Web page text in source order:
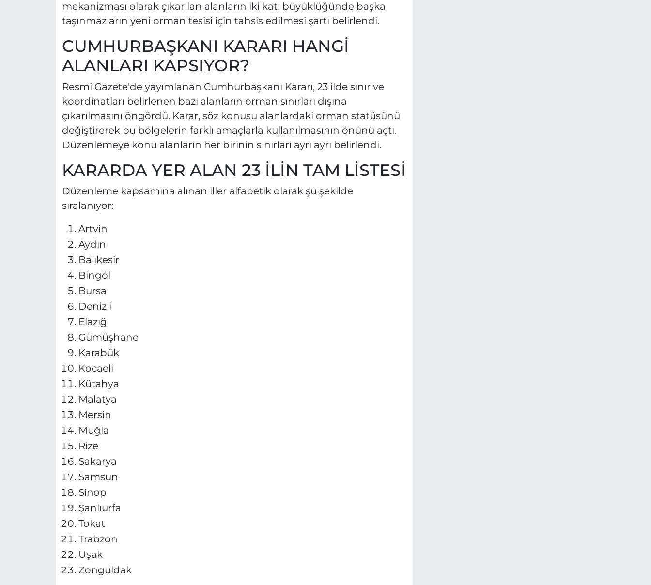
mekanizması olarak çıkarılan alanların iki katı büyüklüğünde başka
taşınmazların yeni orman tesisi için tahsis edilmesi şartı belirlendi.
CUMHURBAŞKANI KARARI HANGİ
ALANLARI KAPSIYOR?
Resmi Gazete'de yayımlanan Cumhurbaşkanı Kararı, 23 ilde sınır ve
koordinatları belirlenen bazı alanların orman sınırları dışına
çıkarılmasını öngördü. Karar, söz konusu alanlardaki orman statüsünü
değiştirerek bu bölgelerin farklı amaçlarla kullanılmasının önünü açtı.
Düzenlemeye konu alanların her birinin sınırları ayrı ayrı belirlendi.
KARARDA YER ALAN 23 İLİN TAM LİSTESİ
Düzenleme kapsamına alınan iller alfabetik olarak şu şekilde
sıralanıyor:
Artvin
Aydın
Balıkesir
Bingöl
Bursa
Denizli
Elazığ
Gümüşhane
Karabük
Kocaeli
Kütahya
Malatya
Mersin
Muğla
Rize
Sakarya
Samsun
Sinop
Şanlıurfa
Tokat
Trabzon
Uşak
Zonguldak